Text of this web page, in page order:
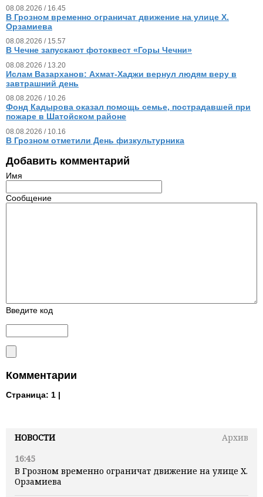
НОВОСТИ
Архив
16:45
В Грозном временно ограничат движение на улице Х.
Орзамиева
08.08.2026 / 16.45
В Грозном временно ограничат движение на улице Х.
Орзамиева
08.08.2026 / 15.57
В Чечне запускают фотоквест «Горы Чечни»
08.08.2026 / 13.20
Ислам Вазарханов: Ахмат-Хаджи вернул людям веру в
завтрашний день
08.08.2026 / 10.26
Фонд Кадырова оказал помощь семье, пострадавшей при
пожаре в Шатойском районе
08.08.2026 / 10.16
В Грозном отметили День физкультурника
Добавить комментарий
Имя
Сообщение
Введите код
Комментарии
Страница: 1 |